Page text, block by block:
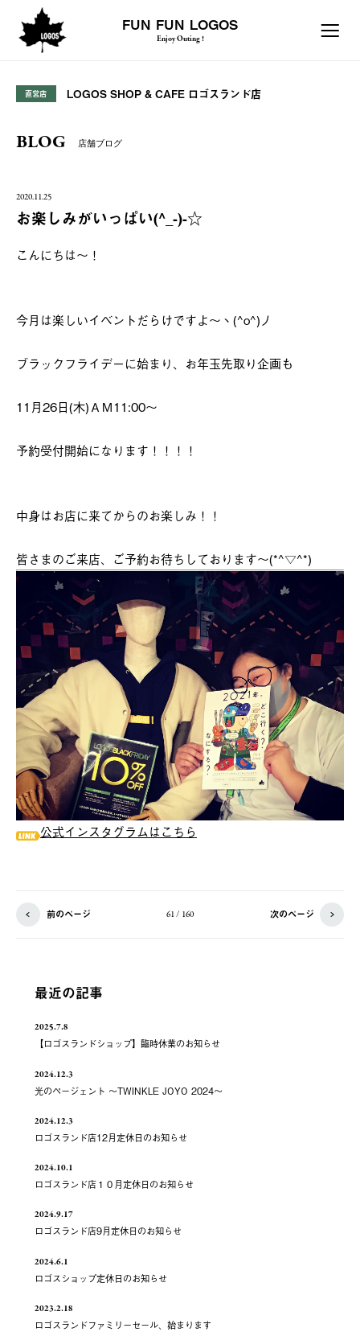
FUN FUN LOGOS
Enjoy Outing !
直営店 LOGOS SHOP & CAFE ロゴスランド店
BLOG 店舗ブログ
2020.11.25
お楽しみがいっぱい(^_-)-☆
こんにちは～！
今月は楽しいイベントだらけですよ～ヽ(^o^)丿
ブラックフライデーに始まり、お年玉先取り企画も
11月26日(木)ＡＭ11:00～
予約受付開始になります！！！！
中身はお店に来てからのお楽しみ！！
皆さまのご来店、ご予約お待ちしております～(*^▽^*)
公式インスタグラムはこちら
前のページ 61 / 160 次のページ
最近の記事
2025.7.8
【ロゴスランドショップ】臨時休業のお知らせ
2024.12.3
光のページェント ～TWINKLE JOYO 2024～
2024.12.3
ロゴスランド店12月定休日のお知らせ
2024.10.1
ロゴスランド店１０月定休日のお知らせ
2024.9.17
ロゴスランド店9月定休日のお知らせ
2024.6.1
ロゴスショップ定休日のお知らせ
2023.2.18
ロゴスランドファミリーセール、始まります